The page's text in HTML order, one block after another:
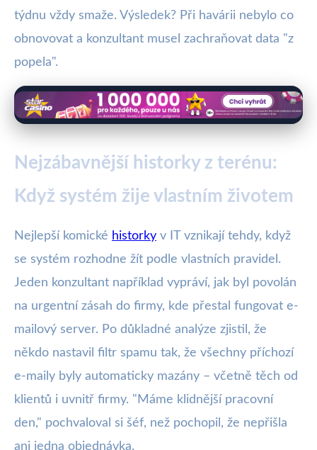
týdnu vždy smaže. Výsledek? Při havárii nebylo co
obnovovat a konzultant musel zachraňovat data "z
popela".
Nejzábavnější historky z terénu:
Když systém žije vlastním životem
Nejlepší komické historky v IT vznikají tehdy, když
se systém rozhodne žít podle vlastních pravidel.
Jeden konzultant například vypráví, jak byl povolán
na urgentní zásah do firmy, kde přestal fungovat e-
mailový server. Po důkladné analýze zjistil, že
někdo nastavil filtr spamu tak, že všechny příchozí
e-maily byly automaticky mazány – včetně těch od
klientů i uvnitř firmy. "Máme klidnější pracovní
den," pochvaloval si šéf, než pochopil, že nepřišla
ani jedna objednávka.